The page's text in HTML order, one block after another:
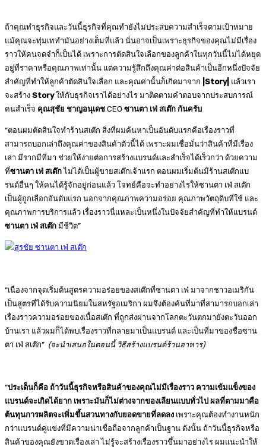
ถ้าคุณทำธุรกิจและวันนี้ธุรกิจที่คุณทำยังไม่ประสบความสำเร็จตามเป้าหมาย
แม้คุณจะทุ่มเททำมันอย่างเต็มที่แล้ว นั่นอาจเป็นเพราะธุรกิจของคุณไม่มีเรื่อง
ราวให้คนจดจำก็เป็นได้ เพราะการตัดสินใจเลือกของลูกค้าในทุกวันนี้ไม่ได้หยุด
อยู่ที่ราคาหรือคุณภาพเท่านั้น แต่ความรู้สึกถึงคุณค่าต่อสินค้าเป็นอีกหนึ่งปัจจัย
สำคัญที่ทำให้ลูกค้าตัดสินใจเลือก และคุณค่านั้นก็เกิดมาจาก |Story| แล้วเรา
จะสร้าง Storyให้กับธุรกิจเราได้อย่างไร มาติดตามคำตอบจากประสบการณ์
คนสำเร็จ คุณสุชัย ชาญอนุเดช CEO ซานตา เฟ่ สเต๊ก กันครับ
“ตอนผมตัดสินใจทำร้านสเต๊ก สิ่งที่ผมค้นหาเป็นอันดับแรกคือเรื่องราวที่
สามารถบอกเล่าถึงคุณค่าของสินค้าตัวนี้ได้ เพราะผมเชื่อมั่นว่าสินค้าที่มีเรื่อง
เล่า มีรากมีที่มา ช่วยให้ง่ายต่อการสร้างแบรนด์และสำเร็จได้เร็วกว่า ด้วยความ
ที่ซานตา เฟ่ สเต๊กไม่ได้เป็นผู้ขายสเต๊กเจ้าแรก ตอนผมเริ่มต้นมีร้านสเต๊กแบ
รนด์อื่นๆ ให้คนได้รู้จักอยู่ก่อนแล้ว โจทย์คือจะทำอย่างไรให้ซานตา เฟ่ สเต๊ก
เป็นผู้ถูกเลือกอันดับแรก นอกจากคุณภาพความอร่อย คุณภาพวัตถุดิบที่ใช้ และ
คุณภาพการบริการแล้ว เรื่องราวนี่แหละเป็นหนึ่งในปัจจัยสำคัญที่ทำให้แบรนด์
ซานตา เฟ่ สเต๊ก มีชีวิต”
“เนื่องจากจุดเริ่มต้นสูตรความอร่อยของสเต๊กที่ซานตา เฟ่ มาจากชาวอเมริกัน
เป็นสูตรที่ได้รับความนิยมในสหรัฐอเมริกา ผมจึงต้องค้นที่มาที่สามารถบอกเล่า
เรื่องราวความอร่อยของเนื้อสเต๊ก ที่ถูกส่งผ่านจากโลกตะวันตกมายังตะวันออก
บ้านเรา แล้วผมก็ได้พบเรื่องราวที่กลายมาเป็นแบรนด์ และเป็นที่มาของชื่อซาน
ตา เฟ่ สเต๊ก” (จะนำเสนอในตอนนี้ วิธีสร้างแบรนด์ร้านอาหาร)
“ประเด็นก็คือ ถ้าวันนี้ธุรกิจหรือสินค้าของคุณไม่มีเรื่องราว ความเข้มแข็งของ
แบรนด์จะเกิดได้ยาก เพราะมันก็ไม่ต่างจากของเลียนแบบทั่วไป ผลที่ตามมาคือ
ต้นทุนการผลิตจะเพิ่มขึ้นสวนทางกับยอดขายที่ลดลง เพราะคุณต้องทำงานหนัก
กว่าแบรนด์คู่แข่งที่มีความน่าเชื่อถือจากลูกค้าเป็นฐาน ดังนั้น ถ้าวันนี้ธุรกิจหรือ
สินค้าของคุณยังขาดเรื่องเล่า ไม่รู้จะสร้างเรื่องราวขึ้นมาอย่างไร ผมแนะนำให้